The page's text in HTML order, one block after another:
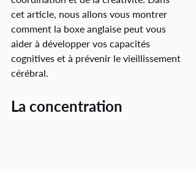
cet article, nous allons vous montrer
comment la boxe anglaise peut vous
aider à développer vos capacités
cognitives et à prévenir le vieillissement
cérébral.
La concentration